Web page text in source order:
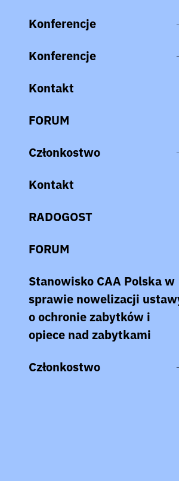
Konferencje
Konferencje
Kontakt
FORUM
Członkostwo
Kontakt
RADOGOST
FORUM
Stanowisko CAA Polska w
sprawie nowelizacji
o ochronie zabytków i
opiece nad zabytkami
Członkostwo